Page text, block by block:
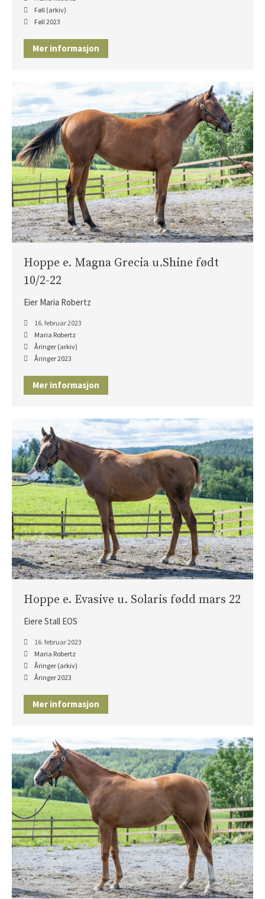
Føll (arkiv)
Føll 2023
Mer informasjon
Hoppe e. Magna Grecia u.Shine født
10/2-22
Eier Maria Robertz
16. februar 2023
Maria Robertz
Åringer (arkiv)
Åringer 2023
Mer informasjon
Hoppe e. Evasive u. Solaris fødd mars 22
Eiere Stall EOS
16. februar 2023
Maria Robertz
Åringer (arkiv)
Åringer 2023
Mer informasjon